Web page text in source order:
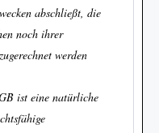
abschließt, die
noch ihrer
werden
ist eine natürliche